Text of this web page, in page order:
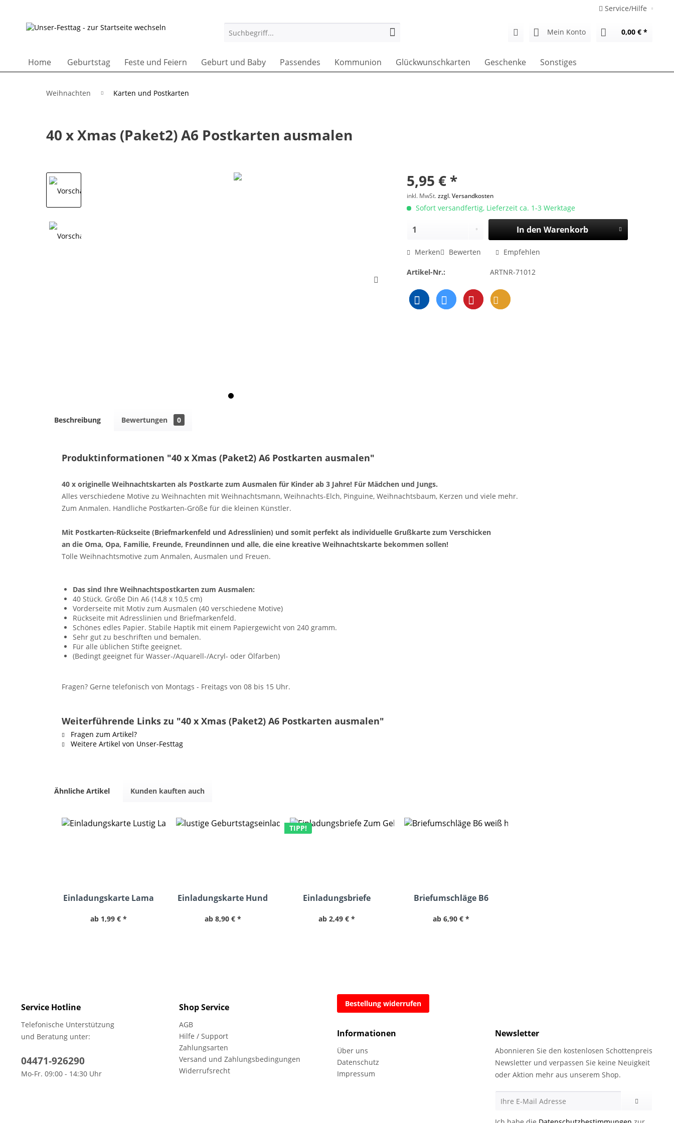
Service/Hilfe
Mein Konto 0,00 € *
Home Geburtstag Feste und Feiern Geburt und Baby Passendes Kommunion Glückwunschkarten Geschenke Sonstiges
Weihnachten Karten und Postkarten
40 x Xmas (Paket2) A6 Postkarten ausmalen
5,95 € *
inkl. MwSt.zzgl. Versandkosten
Sofort versandfertig, Lieferzeit ca. 1-3 Werktage
In den Warenkorb
Merken Bewerten Empfehlen
Artikel-Nr.: ARTNR-71012
Beschreibung Bewertungen 0
Produktinformationen "40 x Xmas (Paket2) A6 Postkarten ausmalen"
40 x originelle Weihnachtskarten als Postkarte zum Ausmalen für Kinder ab 3 Jahre! Für Mädchen und Jungs.
Alles verschiedene Motive zu Weihnachten mit Weihnachtsmann, Weihnachts-Elch, Pinguine, Weihnachtsbaum, Kerzen und viele mehr.
Zum Anmalen. Handliche Postkarten-Größe für die kleinen Künstler.
Mit Postkarten-Rückseite (Briefmarkenfeld und Adresslinien) und somit perfekt als individuelle Grußkarte zum Verschicken
an die Oma, Opa, Familie, Freunde, Freundinnen und alle, die eine kreative Weihnachtskarte bekommen sollen!
Tolle Weihnachtsmotive zum Anmalen, Ausmalen und Freuen.
Das sind Ihre Weihnachtspostkarten zum Ausmalen:
40 Stück. Größe Din A6 (14,8 x 10,5 cm)
Vorderseite mit Motiv zum Ausmalen (40 verschiedene Motive)
Rückseite mit Adresslinien und Briefmarkenfeld.
Schönes edles Papier. Stabile Haptik mit einem Papiergewicht von 240 gramm.
Sehr gut zu beschriften und bemalen.
Für alle üblichen Stifte geeignet.
(Bedingt geeignet für Wasser-/Aquarell-/Acryl- oder Ölfarben)
Fragen? Gerne telefonisch von Montags - Freitags von 08 bis 15 Uhr.
Weiterführende Links zu "40 x Xmas (Paket2) A6 Postkarten ausmalen"
Fragen zum Artikel?
Weitere Artikel von Unser-Festtag
Ähnliche Artikel Kunden kauften auch
Einladungskarte Lama
ab 1,99 € *
Einladungskarte Hund
ab 8,90 € *
TIPP!
Einladungsbriefe
ab 2,49 € *
Briefumschläge B6
ab 6,90 € *
Service Hotline
Telefonische Unterstützung
und Beratung unter:
04471-926290
Mo-Fr. 09:00 - 14:30 Uhr
Shop Service
AGB
Hilfe / Support
Zahlungsarten
Versand und Zahlungsbedingungen
Widerrufsrecht
Bestellung widerrufen
Informationen
Über uns
Datenschutz
Impressum
Newsletter
Abonnieren Sie den kostenlosen Schottenpreis
Newsletter und verpassen Sie keine Neuigkeit
oder Aktion mehr aus unserem Shop.